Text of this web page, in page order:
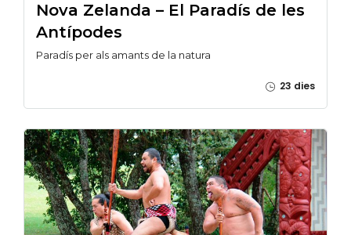
Nova Zelanda – El Paradís de les
Antípodes
Paradís per als amants de la natura
23 dies